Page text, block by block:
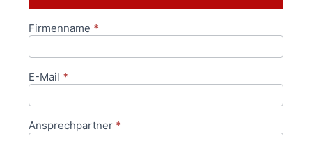
Anfrageformular
Firmenname *
E-Mail *
Ansprechpartner *